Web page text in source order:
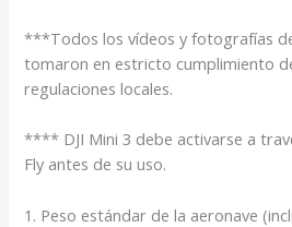
***Todos los vídeos y fotografías
tomaron en estricto cumplimiento
regulaciones locales.
**** DJI Mini 3 debe activarse a
Fly antes de su uso.
1. Peso estándar de la aeronave